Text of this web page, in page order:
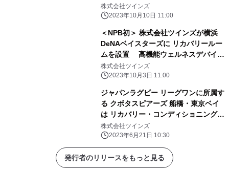
月9日に自社オンラインストアやスポ
ーツ量販店で発売
株式会社ツインズ
2023年10月10日 11:00
＜NPB初＞ 株式会社ツインズが横浜
DeNAベイスターズに リカバリールー
ムを設置 高機能ウェルネスデバイス
のパイオニア、Hyperice社の製品を使
用
株式会社ツインズ
2023年10月3日 11:00
ジャパンラグビー リーグワンに所属す
る クボタスピアーズ 船橋・東京ベイ
は リカバリー・コンディショニングの
最新アイテムを展開するHypericeの製
品を使い クラブハウス内にリカバリー
ルームを設置します。
株式会社ツインズ
2023年6月21日 10:30
発行者のリリースをもっと見る